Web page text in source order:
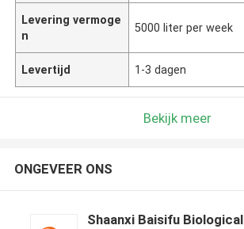
Levering vermoge
n
5000 liter per week
Levertijd 1-3 dagen
Bekijk meer
ONGEVEER ONS
Shaanxi Baisifu Biological